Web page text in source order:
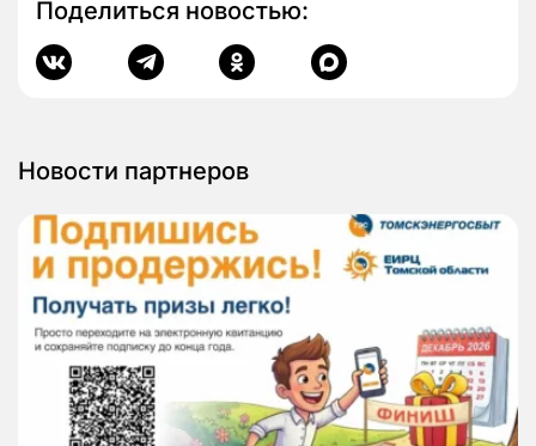
Поделиться новостью:
Новости партнеров